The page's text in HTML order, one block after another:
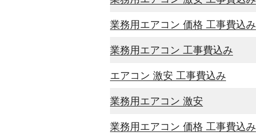
業務用エアコン 価格 工事費込み
業務用エアコン 工事費込み
エアコン 激安 工事費込み
業務用エアコン 激安
業務用エアコン 価格 工事費込み